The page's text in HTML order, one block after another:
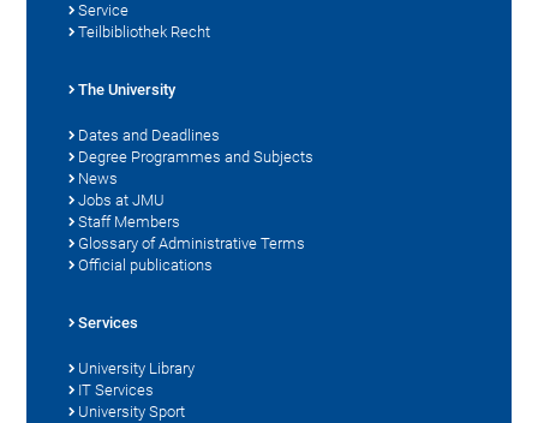
Service
Teilbibliothek Recht
The University
Dates and Deadlines
Degree Programmes and Subjects
News
Jobs at JMU
Staff Members
Glossary of Administrative Terms
Official publications
Services
University Library
IT Services
University Sport